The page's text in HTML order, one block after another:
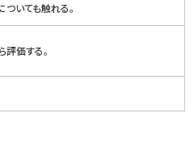
いても触れる。
価する。